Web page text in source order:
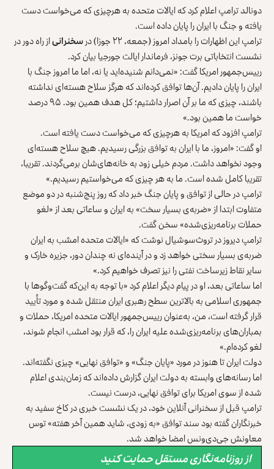
دونالد ترامپ اعلام کرد که ایالات متحده به هرچیزی که می‌خواست دست
یافته و جنگ با ایران را پایان داده است.
ترامپ این اظهارات را بامداد امروز (جمعه، ۲۲ جوزا) در
سخنرانیاز راه دور در
نشست انتخاباتی برت جونز، فرماندار ایالت جورجیا بیان کرد.
رییس‌جمهور امریکا گفت: «نمی‌دانم شنیده‌اید یا نه، اما ما امروز جنگ با
ایران را پایان دادیم. آن‌ها توافق کرده‌اند که هرگز سلاح هسته‌ای نداشته
باشند، چیزی که ما بر آن اصرار داشتیم؛ کل هدف همین بود. ۹۵ درصد
خواست ما همین بود.»
ترامپ افزود که امریکا به هرچیزی که می‌خواست دست یافته است.
او گفت: «امروز، ما با ایران به توافق بزرگی رسیدیم. هیچ سلاح هسته‌ای
وجود نخواهد داشت. مردم خیلی زود به خانه‌های‌شان برمی‌گردند. تقریبا،
تقریبا کامل شده است. ما به هر چیزی که می‌خواستیم رسیدیم.»
ترامپ در حالی از توافق و پایان جنگ خبر داد که روز پنج‌شنبه در دو موضع
متفاوت ابتدا از «ضربه‌ی بسیار سخت» به ایران و ساعاتی بعد از «لغو
حملات برنامه‌ریزی‌‎شده» سخن گفت.
ترامپ دیروز در تروث‌سوشیال نوشت که «ایالات ‏متحده امشب به ایران
ضربه‌ی بسیار سختی خواهد زد و در آینده‌ای نه چندان دور، ‏جزیره خارک و
سایر نقاط زیرساخت نفتی را نیز تصرف خواهیم کرد.»
اما ساعاتی بعد، او در پیام دیگر اعلام کرد «با توجه به این‌که گفت‌وگوها با
جمهوری اسلامی به بالاترین سطح رهبری ایران منتقل شده و مورد تأیید
قرار گرفته است، من، به‌عنوان رییس‌جمهور ایالات متحده امریکا، حملات و
بمباران‌های برنامه‌ریزی‌شده علیه ایران را، که قرار بود امشب انجام شوند،
لغو کرده‌ام.»
دولت ایران تا هنوز در مورد «پایان جنگ» و «توافق نهایی» چیزی نگفته‌اند.
اما رسانه‌های وابسته به دولت ایران گزارش داده‌اند که زمان‌بندی اعلام
شده از سوی امریکا برای توافق نهایی، درست نیست.
ترامپ قبل از سخنرانی آنلاین خود، در یک نشست خبری در کاخ سفید به
خبرنگاران گفته بود سند توافق «به زودی، شاید همین آخر هفته» توس
معاونش جی‌دی‌ونس امضا خواهد شد.
از روزنامه‌نگاری مستقل حمایت کنید